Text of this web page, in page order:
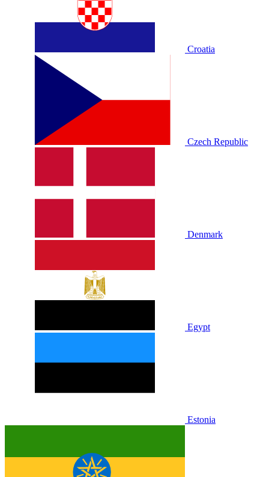
Croatia
Czech Republic
Denmark
Egypt
Estonia